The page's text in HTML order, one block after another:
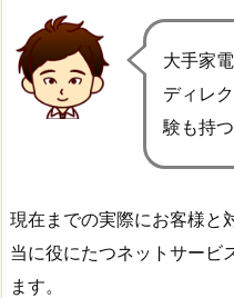
大手家
ディレ
験も持
現在までの実際にお客様と
当に役にたつネットサービ
ます。